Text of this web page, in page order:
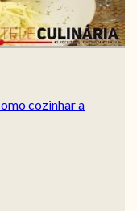
cozinhar a